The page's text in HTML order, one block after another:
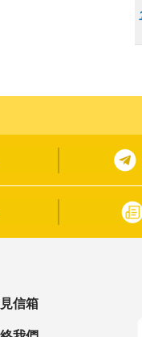
信箱